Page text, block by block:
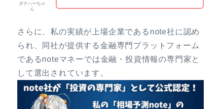
ダナハーちゃ
ん
さらに、私の実績が上場企業であるnote社に認め
られ、同社が提供する金融専門プラットフォーム
であるnoteマネーでは金融・投資情報の専門家と
して選出されています。